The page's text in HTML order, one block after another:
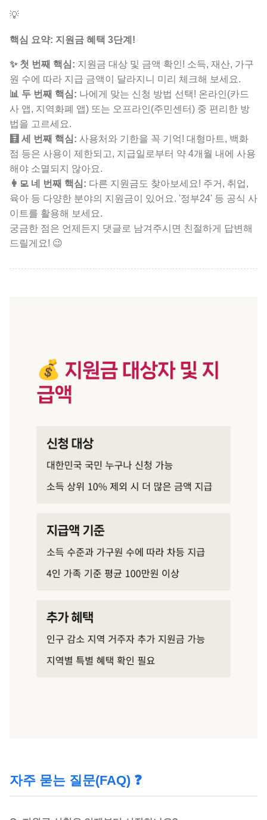
💡
핵심 요약: 지원금 혜택 3단계!
✨ 첫 번째 핵심: 지원금 대상 및 금액 확인! 소득, 재산, 가구
원 수에 따라 지급 금액이 달라지니 미리 체크해 보세요.
📊 두 번째 핵심: 나에게 맞는 신청 방법 선택! 온라인(카드
사 앱, 지역화폐 앱) 또는 오프라인(주민센터) 중 편리한 방
법을 고르세요.
🧮 세 번째 핵심: 사용처와 기한을 꼭 기억! 대형마트, 백화
점 등은 사용이 제한되고, 지급일로부터 약 4개월 내에 사용
해야 소멸되지 않아요.
👩‍💻 네 번째 핵심: 다른 지원금도 찾아보세요! 주거, 취업,
육아 등 다양한 분야의 지원금이 있어요. '정부24' 등 공식 사
이트를 활용해 보세요.
궁금한 점은 언제든지 댓글로 남겨주시면 친절하게 답변해
드릴게요! 😉
자주 묻는 질문(FAQ) ❓